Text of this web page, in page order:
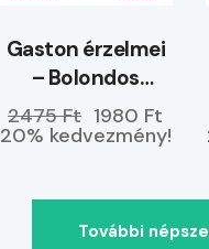
Gaston érzelmei
– Bolondos
kedvemben
vagyok
2475 Ft 1980 Ft
20% kedvezmény!
További